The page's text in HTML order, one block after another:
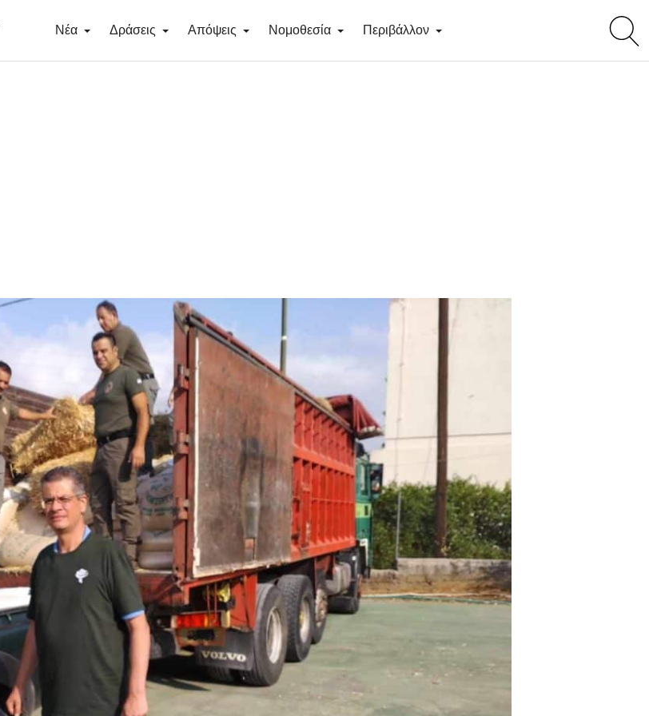
search
Νέα Δράσεις Απόψεις Νομοθεσία Περιβάλλον